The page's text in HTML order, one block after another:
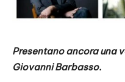
Presentano ancora una
Giovanni Barbasso.